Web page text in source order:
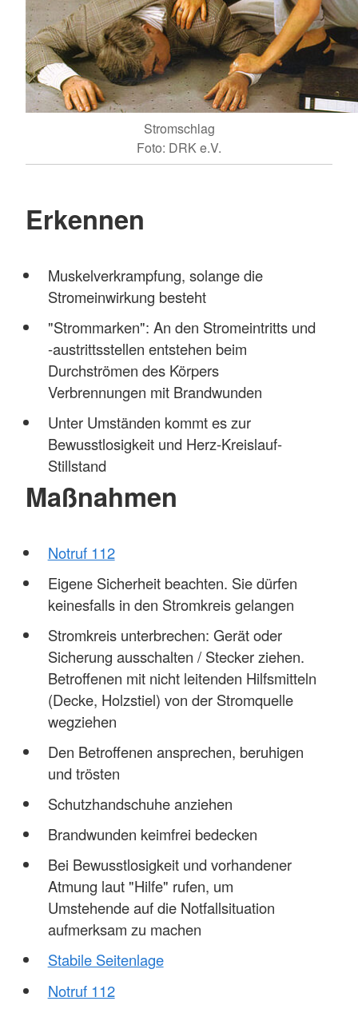
Stromschlag
Foto: DRK e.V.
Erkennen
Muskelverkrampfung, solange die
Stromeinwirkung besteht
"Strommarken": An den Stromeintritts und
-austrittsstellen entstehen beim
Durchströmen des Körpers
Verbrennungen mit Brandwunden
Unter Umständen kommt es zur
Bewusstlosigkeit und Herz-Kreislauf-
Stillstand
Maßnahmen
Notruf 112
Eigene Sicherheit beachten. Sie dürfen
keinesfalls in den Stromkreis gelangen
Stromkreis unterbrechen: Gerät oder
Sicherung ausschalten / Stecker ziehen.
Betroffenen mit nicht leitenden Hilfsmitteln
(Decke, Holzstiel) von der Stromquelle
wegziehen
Den Betroffenen ansprechen, beruhigen
und trösten
Schutzhandschuhe anziehen
Brandwunden keimfrei bedecken
Bei Bewusstlosigkeit und vorhandener
Atmung laut "Hilfe" rufen, um
Umstehende auf die Notfallsituation
aufmerksam zu machen
Stabile Seitenlage
Notruf 112